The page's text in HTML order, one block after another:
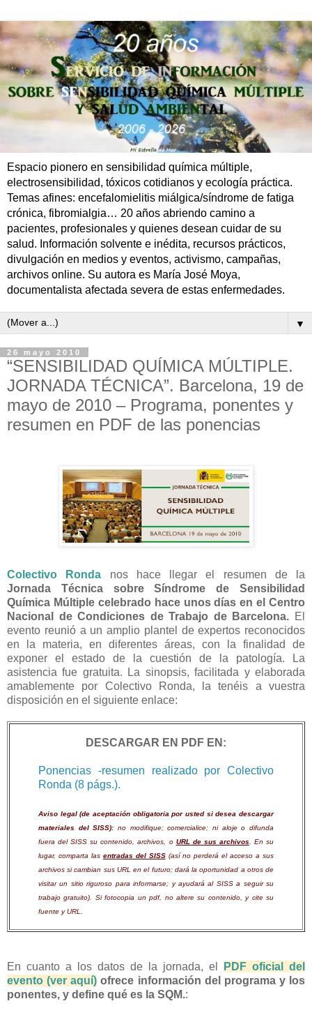
Espacio pionero en sensibilidad química múltiple,
electrosensibilidad, tóxicos cotidianos y ecología práctica.
Temas afines: encefalomielitis miálgica/síndrome de fatiga
crónica, fibromialgia… 20 años abriendo camino a
pacientes, profesionales y quienes desean cuidar de su
salud. Información solvente e inédita, recursos prácticos,
divulgación en medios y eventos, activismo, campañas,
archivos online. Su autora es María José Moya,
documentalista afectada severa de estas enfermedades.
▼
26 mayo 2010
“SENSIBILIDAD QUÍMICA MÚLTIPLE.
JORNADA TÉCNICA”. Barcelona, 19 de
mayo de 2010 – Programa, ponentes y
resumen en PDF de las ponencias
Colectivo Ronda nos hace llegar el resumen de la
Jornada Técnica sobre Síndrome de Sensibilidad
Química Múltiple celebrado hace unos días en el Centro
Nacional de Condiciones de Trabajo de Barcelona. El
evento reunió a un amplio plantel de expertos reconocidos
en la materia, en diferentes áreas, con la finalidad de
exponer el estado de la cuestión de la patología. La
asistencia fue gratuita. La sinopsis, facilitada y elaborada
amablemente por Colectivo Ronda, la tenéis a vuestra
disposición en el siguiente enlace:
DESCARGAR EN PDF EN:
Ponencias -resumen realizado por Colectivo
Ronda (8 págs.).
Aviso legal (de aceptación obligatoria por usted si desea descargar
materiales del SISS): no modifique; comercialice; ni aloje o difunda
fuera del SISS su contenido, archivos, o URL de sus archivos . En su
lugar, comparta las entradas del SISS(así no perderá el acceso a sus
archivos si cambian sus URL en el futuro; dará la oportunidad a otros de
visitar un sitio riguroso para informarse; y ayudará al SISS a seguir su
trabajo gratuito). Si fotocopia un pdf, no altere su contenido, y cite su
fuente y URL.
En cuanto a los datos de la jornada, el
PDF oficial del
evento (ver aquí) ofrece información del programa y los
ponentes, y define qué es la SQM.: